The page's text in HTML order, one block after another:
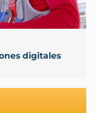
digitales